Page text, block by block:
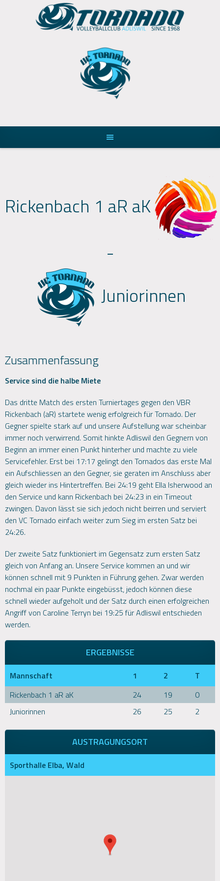
Rickenbach 1 aR aK
-
Juniorinnen
Zusammenfassung
Service sind die halbe Miete
Das dritte Match des ersten Turniertages gegen den VBR
Rickenbach (aR) startete wenig erfolgreich für Tornado. Der
Gegner spielte stark auf und unsere Aufstellung war scheinbar
immer noch verwirrend. Somit hinkte Adliswil den Gegnern von
Beginn an immer einen Punkt hinterher und machte zu viele
Servicefehler. Erst bei 17:17 gelingt den Tornados das erste Mal
ein Aufschliessen an den Gegner, sie geraten im Anschluss aber
gleich wieder ins Hintertreffen. Bei 24:19 geht Ella Isherwood an
den Service und kann Rickenbach bei 24:23 in ein Timeout
zwingen. Davon lässt sie sich jedoch nicht beirren und serviert
den VC Tornado einfach weiter zum Sieg im ersten Satz bei
24:26.
Der zweite Satz funktioniert im Gegensatz zum ersten Satz
gleich von Anfang an. Unsere Service kommen an und wir
können schnell mit 9 Punkten in Führung gehen. Zwar werden
nochmal ein paar Punkte eingebüsst, jedoch können diese
schnell wieder aufgeholt und der Satz durch einen erfolgreichen
Angriff von Caroline Terryn bei 19:25 für Adliswil entschieden
werden.
ERGEBNISSE
Mannschaft 1 2
T
Rickenbach 1 aR aK
24 19
0
Juniorinnen
26 25 2
AUSTRAGUNGSORT
Sporthalle Elba, Wald